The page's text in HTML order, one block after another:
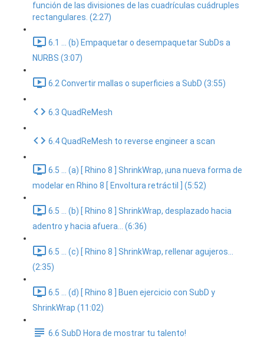
función de las divisiones de las cuadrículas cuádruples
rectangulares. (2:27)
6.1 ... (b) Empaquetar o desempaquetar SubDs a
NURBS (3:07)
6.2 Convertir mallas o superficies a SubD (3:55)
6.3 QuadReMesh
6.4 QuadReMesh to reverse engineer a scan
6.5 ... (a) [ Rhino 8 ] ShrinkWrap, ¡una nueva forma de
modelar en Rhino 8 [ Envoltura retráctil ] (5:52)
6.5 ... (b) [ Rhino 8 ] ShrinkWrap, desplazado hacia
adentro y hacia afuera... (6:36)
6.5 ... (c) [ Rhino 8 ] ShrinkWrap, rellenar agujeros...
(2:35)
6.5 ... (d) [ Rhino 8 ] Buen ejercicio con SubD y
ShrinkWrap (11:02)
6.6 SubD Hora de mostrar tu talento!